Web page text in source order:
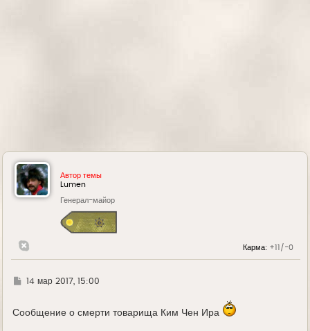
Автор темы
Lumen
Генерал-майор
Карма: +11/-0
Г14 мар 2017, 15:00
Сообщение о смерти товарища Ким Чен Ира